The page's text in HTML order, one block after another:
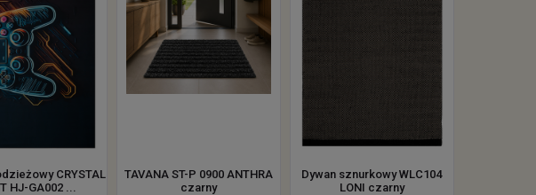
CRYSTAL
HJ-GA002 ...
TAVANA ST-P 0900 ANTHRA
czarny
Dywan sznurkowy WLC104
LONI czarny